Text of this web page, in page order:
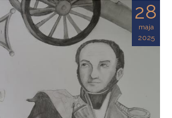
28
maja
2025